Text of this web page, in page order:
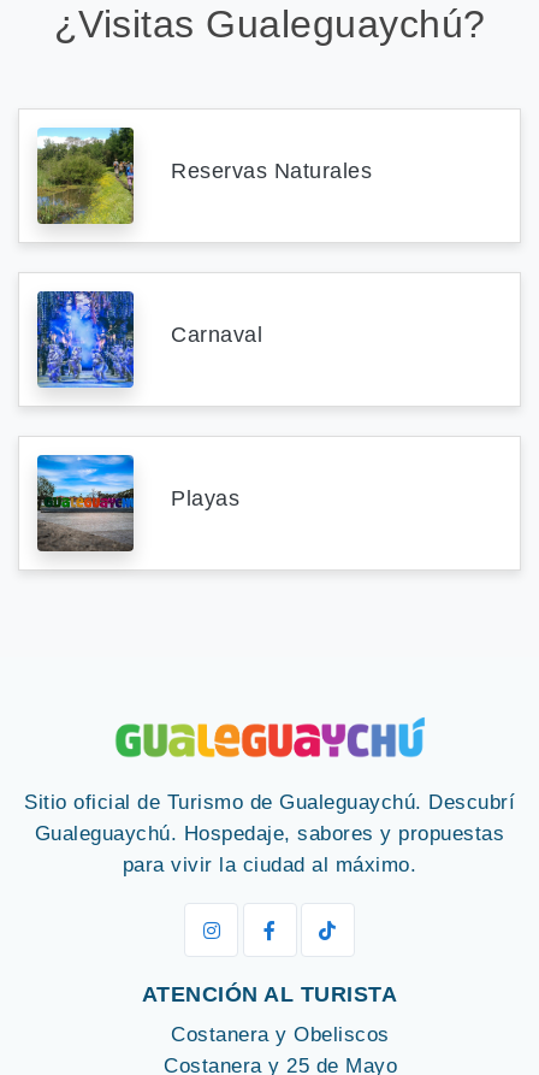
¿Visitas Gualeguaychú?
Reservas Naturales
Carnaval
Playas
Sitio oficial de Turismo de Gualeguaychú. Descubrí
Gualeguaychú. Hospedaje, sabores y propuestas
para vivir la ciudad al máximo.
ATENCIÓN AL TURISTA
Costanera y Obeliscos
Costanera y 25 de Mayo